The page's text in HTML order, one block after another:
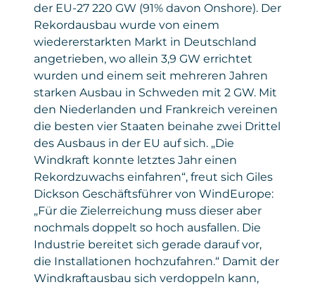
der EU-27 220 GW (91% davon Onshore). Der
Rekordausbau wurde von einem
wiedererstarkten Markt in Deutschland
angetrieben, wo allein 3,9 GW errichtet
wurden und einem seit mehreren Jahren
starken Ausbau in Schweden mit 2 GW. Mit
den Niederlanden und Frankreich vereinen
die besten vier Staaten beinahe zwei Drittel
des Ausbaus in der EU auf sich. „Die
Windkraft konnte letztes Jahr einen
Rekordzuwachs einfahren“, freut sich Giles
Dickson Geschäftsführer von WindEurope:
„Für die Zielerreichung muss dieser aber
nochmals doppelt so hoch ausfallen. Die
Industrie bereitet sich gerade darauf vor,
die Installationen hochzufahren.“ Damit der
Windkraftausbau sich verdoppeln kann,